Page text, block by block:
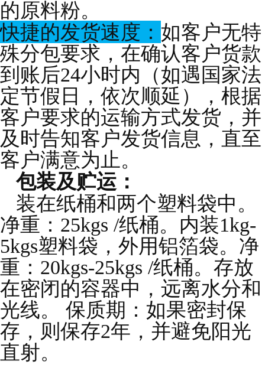
的原料粉。
快捷的发货速度： 如客户无特
殊分包要求，在确认客户货款
到账后24小时内（如遇国家法
定节假日，依次顺延），根据
客户要求的运输方式发货，并
及时告知客户发货信息，直至
客户满意为止。
包装及贮运：
装在纸桶和两个塑料袋中。
净重：25kgs /纸桶。内装1kg-
5kgs塑料袋，外用铝箔袋。净
重：20kgs-25kgs /纸桶。存放
在密闭的容器中，远离水分和
光线。 保质期：如果密封保
存，则保存2年，并避免阳光
直射。